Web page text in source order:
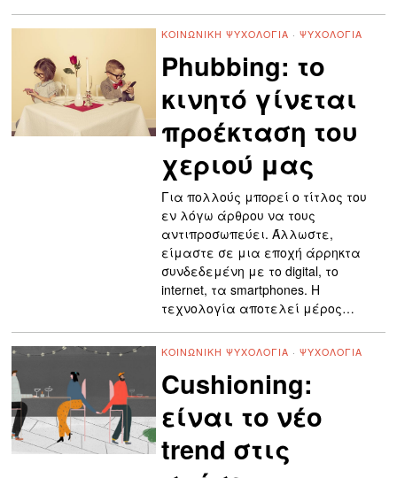
ΚΟΙΝΩΝΙΚΉ ΨΥΧΟΛΟΓΊΑ · ΨΥΧΟΛΟΓΊΑ
Phubbing: το
κινητό γίνεται
προέκταση του
χεριού μας
Για πολλούς μπορεί ο τίτλος του
εν λόγω άρθρου να τους
αντιπροσωπεύει. Άλλωστε,
είμαστε σε μια εποχή άρρηκτα
συνδεδεμένη με το digital, το
internet, τα smartphones. Η
τεχνολογία αποτελεί μέρος…
ΚΟΙΝΩΝΙΚΉ ΨΥΧΟΛΟΓΊΑ · ΨΥΧΟΛΟΓΊΑ
Cushioning:
είναι το νέο
trend στις